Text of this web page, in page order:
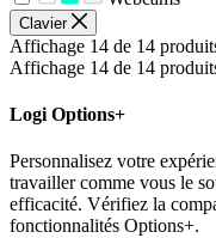
Clavier
Affichage 14 de 14
Affichage 14 de 14
Logi Options+
Personnalisez votre
travailler comme vous le
efficacité. Vérifiez la
fonctionnalités Options+.